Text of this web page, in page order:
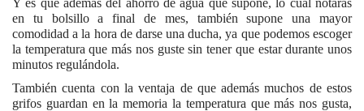
Y es que además del ahorro de agua que supone, lo cual notarás
en tu bolsillo a final de mes, también supone una mayor
comodidad a la hora de darse una ducha, ya que podemos escoger
la temperatura que más nos guste sin tener que estar durante unos
minutos regulándola.
También cuenta con la ventaja de que además muchos de estos
grifos guardan en la memoria la temperatura que más nos gusta,